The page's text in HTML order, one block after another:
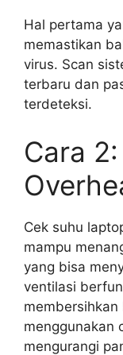
Hal pertama
memastikan
virus. Scan
terbaru dan
terdeteksi.
Cara
Cek suhu
mampu
yang bisa
ventilasi
menggunakan
mengurangi